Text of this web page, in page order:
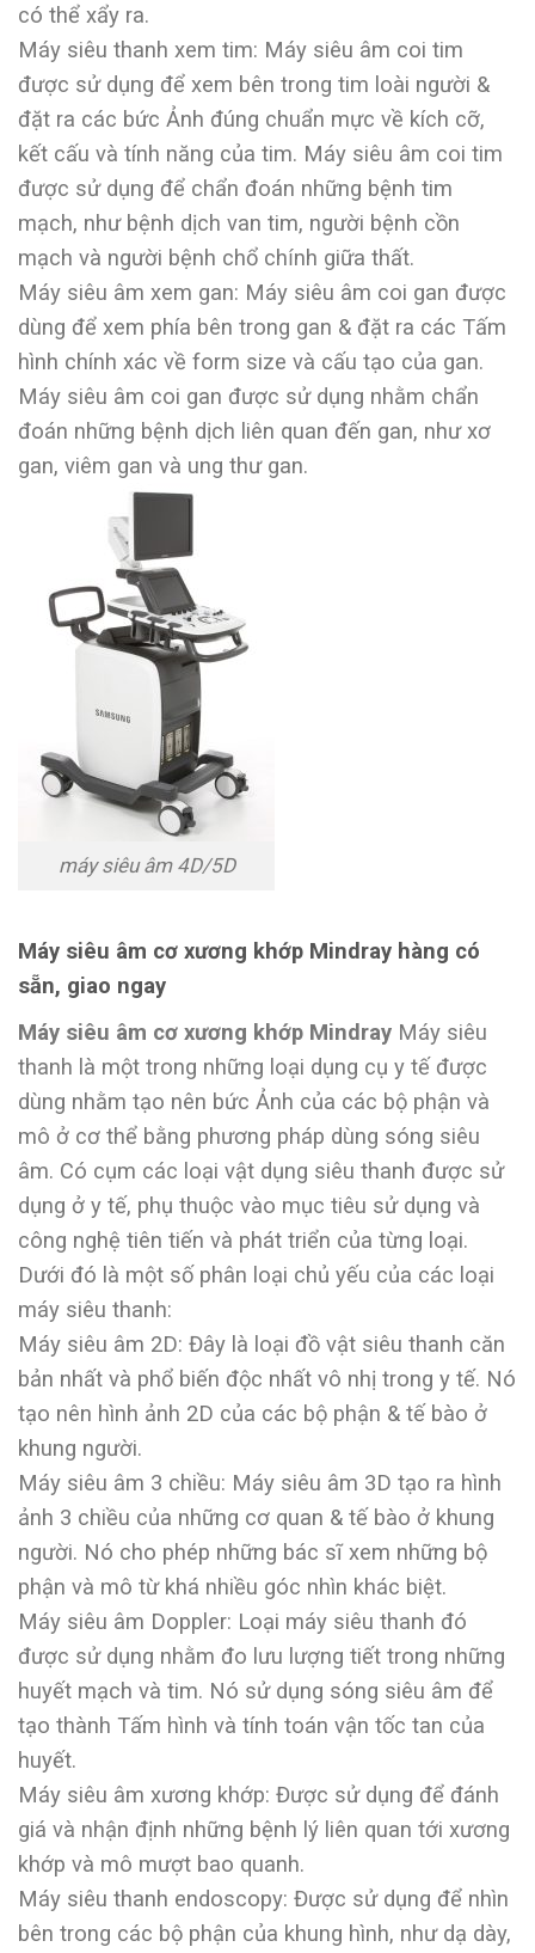
có thể xẩy ra.
Máy siêu thanh xem tim: Máy siêu âm coi tim
được sử dụng để xem bên trong tim loài người &
đặt ra các bức Ảnh đúng chuẩn mực về kích cỡ,
kết cấu và tính năng của tim. Máy siêu âm coi tim
được sử dụng để chẩn đoán những bệnh tim
mạch, như bệnh dịch van tim, người bệnh cồn
mạch và người bệnh chổ chính giữa thất.
Máy siêu âm xem gan: Máy siêu âm coi gan được
dùng để xem phía bên trong gan & đặt ra các Tấm
hình chính xác về form size và cấu tạo của gan.
Máy siêu âm coi gan được sử dụng nhằm chẩn
đoán những bệnh dịch liên quan đến gan, như xơ
gan, viêm gan và ung thư gan.
máy siêu âm 4D/5D
Máy siêu âm cơ xương khớp Mindray hàng có
sẵn, giao ngay
Máy siêu âm cơ xương khớp Mindray Máy siêu
thanh là một trong những loại dụng cụ y tế được
dùng nhằm tạo nên bức Ảnh của các bộ phận và
mô ở cơ thể bằng phương pháp dùng sóng siêu
âm. Có cụm các loại vật dụng siêu thanh được sử
dụng ở y tế, phụ thuộc vào mục tiêu sử dụng và
công nghệ tiên tiến và phát triển của từng loại.
Dưới đó là một số phân loại chủ yếu của các loại
máy siêu thanh:
Máy siêu âm 2D: Đây là loại đồ vật siêu thanh căn
bản nhất và phổ biến độc nhất vô nhị trong y tế. Nó
tạo nên hình ảnh 2D của các bộ phận & tế bào ở
khung người.
Máy siêu âm 3 chiều: Máy siêu âm 3D tạo ra hình
ảnh 3 chiều của những cơ quan & tế bào ở khung
người. Nó cho phép những bác sĩ xem những bộ
phận và mô từ khá nhiều góc nhìn khác biệt.
Máy siêu âm Doppler: Loại máy siêu thanh đó
được sử dụng nhằm đo lưu lượng tiết trong những
huyết mạch và tim. Nó sử dụng sóng siêu âm để
tạo thành Tấm hình và tính toán vận tốc tan của
huyết.
Máy siêu âm xương khớp: Được sử dụng để đánh
giá và nhận định những bệnh lý liên quan tới xương
khớp và mô mượt bao quanh.
Máy siêu thanh endoscopy: Được sử dụng để nhìn
bên trong các bộ phận của khung hình, như dạ dày,